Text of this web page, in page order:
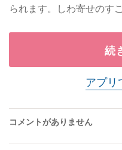
られます。しわ寄せの
続
アプリ
コメントがありません